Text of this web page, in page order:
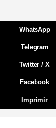
WhatsApp
Telegram
Twitter / X
Facebook
Imprimir